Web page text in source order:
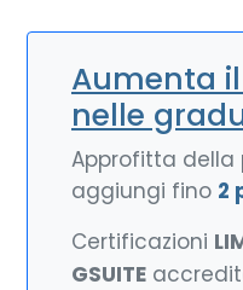
Aumenta
nelle
Approfitta della
aggiungi fino 2
Certificazioni
GSUITE